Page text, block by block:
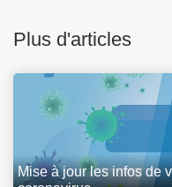
Plus d'articles
Mise à jour les infos de